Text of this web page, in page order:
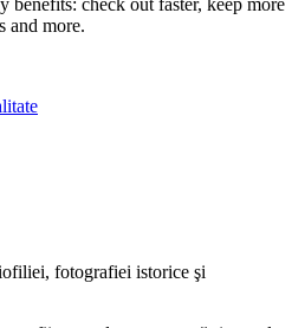
benefits: check out faster, keep more
and more.
fotografiei istorice şi